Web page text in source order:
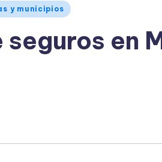
y municipios
en